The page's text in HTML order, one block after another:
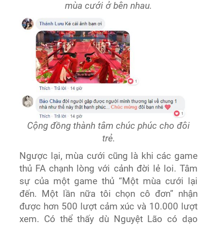
mùa cưới ở bên nhau.
Cộng đồng thành tâm chúc phúc cho đôi
trẻ.
Ngược lại, mùa cưới cũng là khi các game
thủ FA chạnh lòng với cảnh đời lẻ loi. Tâm
sự của một game thủ “Một mùa cưới lại
đến. Một lần nữa tôi chọn cô đơn” nhận
được hơn 500 lượt cảm xúc và 10.000 lượt
xem. Có thể thấy dù Nguyệt Lão có dạo